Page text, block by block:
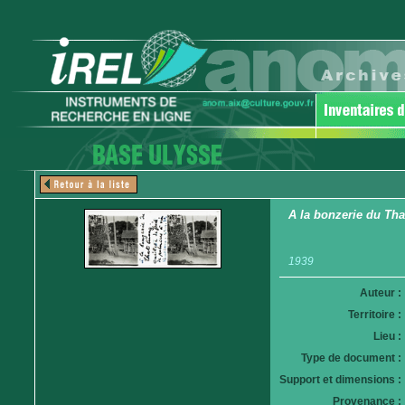
A la bonzerie du
1939
Auteur :
Territoire :
Lieu :
Type de document :
Support et dimensions :
Provenance :